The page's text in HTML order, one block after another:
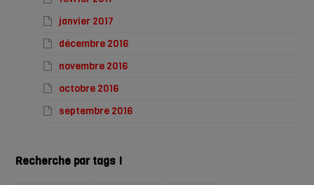
janvier 2017
décembre 2016
novembre 2016
octobre 2016
septembre 2016
Recherche par tags !